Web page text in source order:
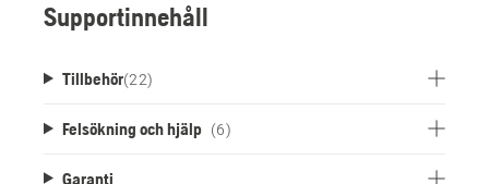
Supportinnehåll
Tillbehör(22)
Felsökning och hjälp (6)
Garanti